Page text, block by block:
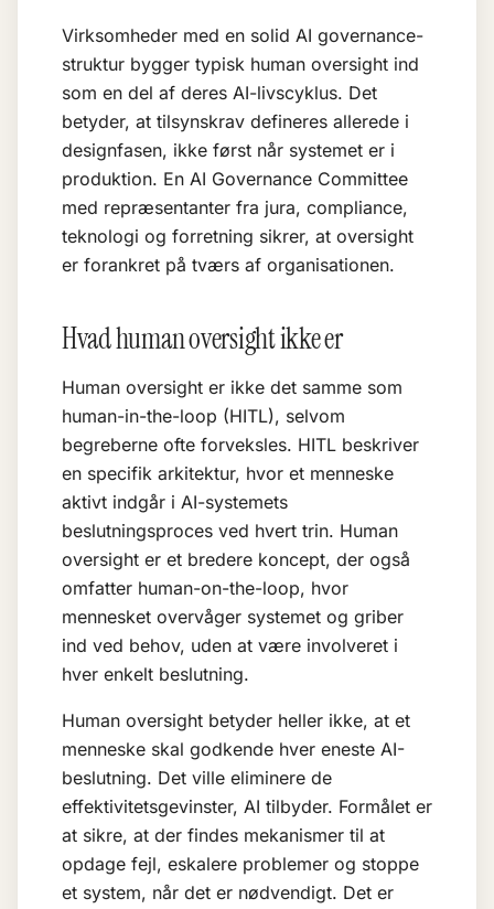
Virksomheder med en solid AI governance-
struktur bygger typisk human oversight ind
som en del af deres AI-livscyklus. Det
betyder, at tilsynskrav defineres allerede i
designfasen, ikke først når systemet er i
produktion. En AI Governance Committee
med repræsentanter fra jura, compliance,
teknologi og forretning sikrer, at oversight
er forankret på tværs af organisationen.
Hvad human oversight ikke er
Human oversight er ikke det samme som
human-in-the-loop (HITL), selvom
begreberne ofte forveksles. HITL beskriver
en specifik arkitektur, hvor et menneske
aktivt indgår i AI-systemets
beslutningsproces ved hvert trin. Human
oversight er et bredere koncept, der også
omfatter human-on-the-loop, hvor
mennesket overvåger systemet og griber
ind ved behov, uden at være involveret i
hver enkelt beslutning.
Human oversight betyder heller ikke, at et
menneske skal godkende hver eneste AI-
beslutning. Det ville eliminere de
effektivitetsgevinster, AI tilbyder. Formålet er
at sikre, at der findes mekanismer til at
opdage fejl, eskalere problemer og stoppe
et system, når det er nødvendigt. Det er